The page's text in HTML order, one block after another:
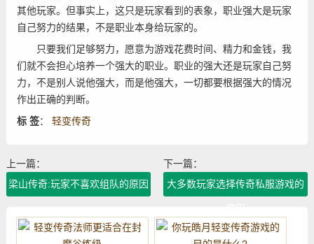
其他玩家。但事实上，这只是玩家看到的表象，职业强大是玩家
自己努力的结果，不是职业本身给玩家的。
只要我们足够努力，愿意为游戏花费时间、精力和金钱，我
们就不会担心培养一个强大的职业。职业的强大还是玩家自己努
力，不是别人说他强大，而是他强大，一切都要根据强大的情况
作出正确的判断。
标 签： 轻变传奇
上一篇：
梁山传奇:玩家不喜欢组队的原因
下一篇：
大多数玩家选择传奇私服游戏的